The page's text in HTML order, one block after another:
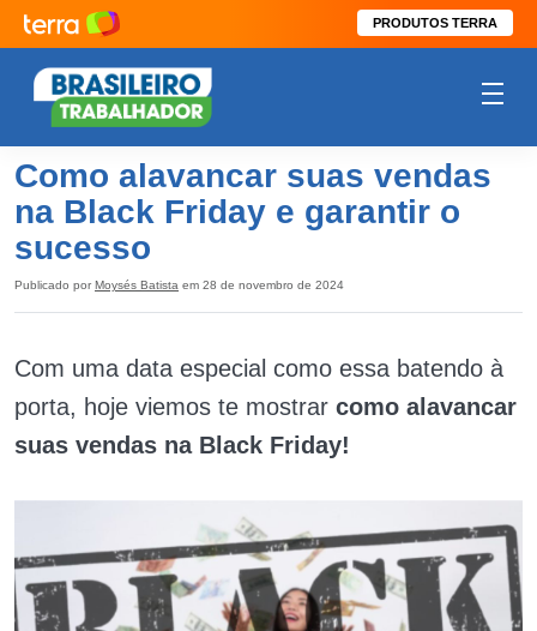
PRODUTOS TERRA
Como alavancar suas vendas
na Black Friday e garantir o
sucesso
Publicado por Moysés Batista em 28 de novembro de 2024
Com uma data especial como essa batendo à
porta, hoje viemos te mostrar como alavancar
suas vendas na Black Friday!